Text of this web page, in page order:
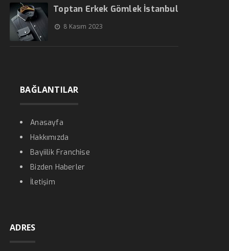
Toptan Erkek Gömlek İstanbul
8 Kasım 2023
BAĞLANTILAR
Anasayfa
Hakkımızda
Bayiilik Franchise
Bizden Haberler
İletişim
ADRES